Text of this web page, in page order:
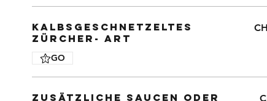
Kalbsgeschnetzeltes
Zürcher- Art
GO
zusätzliche Saucen oder